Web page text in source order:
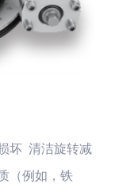
坏 清洁旋转减
（例如，铁